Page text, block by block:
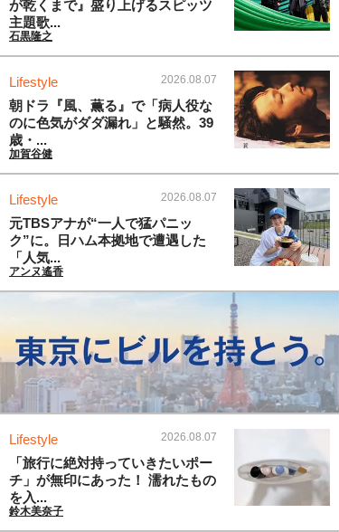
が乾くまで』盛り上げるスピッツ
主題歌...
石黒隆之
Lifestyle 2026.08.07
朝ドラ『風、薫る』で「病人役な
のに色気がダダ漏れ」と騒然。39
歳・...
加賀谷健
Lifestyle 2026.08.07
元TBSアナが“一人で猛パニッ
ク”に。日ハム本拠地で遭遇した
「人気...
アンヌ遙香
Lifestyle 2026.08.07
「旅行に絶対持っていきたいポー
チ」が無印にあった！ 濡れたもの
を入...
鈴木美奈子